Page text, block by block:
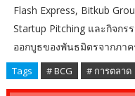
Flash Express, Bitkub
Startup Pitching และกิจกร
ออกบูธของพันธมิตรจากภา
Tags # BCG # การตลาด